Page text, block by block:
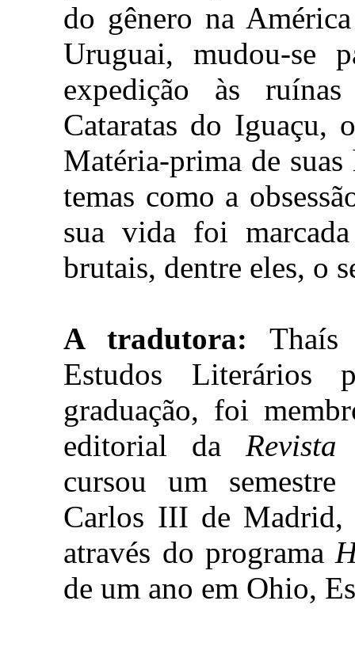
do gênero na
Uruguai, mudou-se
expedição às
Cataratas do Iguaçu,
Matéria-prima de
temas como a
sua vida foi
brutais, dentre eles, o
A tradutora: Thaís
Estudos Literários
graduação, foi
editorial da
cursou um
Carlos III de Madrid,
através do programa
de um ano em Ohio,